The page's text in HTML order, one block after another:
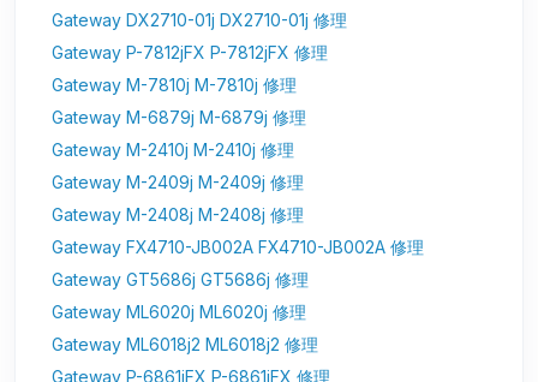
Gateway DX2710-01j DX2710-01j 修理
Gateway P-7812jFX P-7812jFX 修理
Gateway M-7810j M-7810j 修理
Gateway M-6879j M-6879j 修理
Gateway M-2410j M-2410j 修理
Gateway M-2409j M-2409j 修理
Gateway M-2408j M-2408j 修理
Gateway FX4710-JB002A FX4710-JB002A 修理
Gateway GT5686j GT5686j 修理
Gateway ML6020j ML6020j 修理
Gateway ML6018j2 ML6018j2 修理
Gateway P-6861jFX P-6861jFX 修理